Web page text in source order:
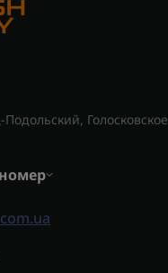
Голосковское